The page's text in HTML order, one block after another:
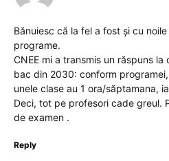
Bănuiesc că la fel a fost și cu
programe.
CNEE mi a transmis un răspuns
bac din 2030: conform
unele clase au 1 ora/săptamana,
Deci, tot pe profesori cade greul.
de examen .
Reply